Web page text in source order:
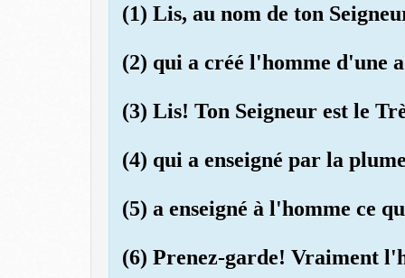
(1) Lis, au nom de ton
(2) qui a créé l'homme d'une
(3) Lis! Ton Seigneur est le
(4) qui a enseigné par la
(5) a enseigné à l'homme ce
(6) Prenez-garde! Vraiment